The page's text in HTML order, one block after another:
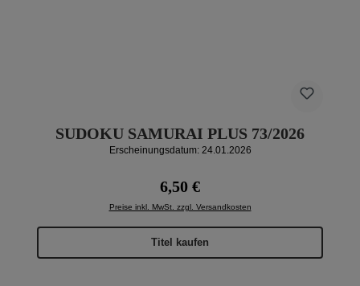
SUDOKU SAMURAI PLUS 73/2026
Erscheinungsdatum: 24.01.2026
Regulärer Preis:
6,50 €
Preise inkl. MwSt. zzgl. Versandkosten
Titel kaufen